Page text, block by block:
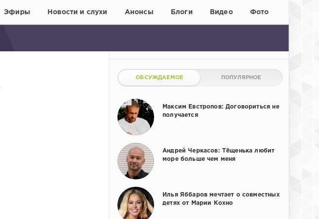
Эфиры Новости и слухи Анонсы Блоги Видео Фото
ОБСУЖДАЕМОЕ ПОПУЛЯРНОЕ
Максим Евстропов: Договориться не
получается
Андрей Черкасов: Тёщенька любит
море больше чем меня
Илья Яббаров мечтает о совместных
детях от Марии Кохно